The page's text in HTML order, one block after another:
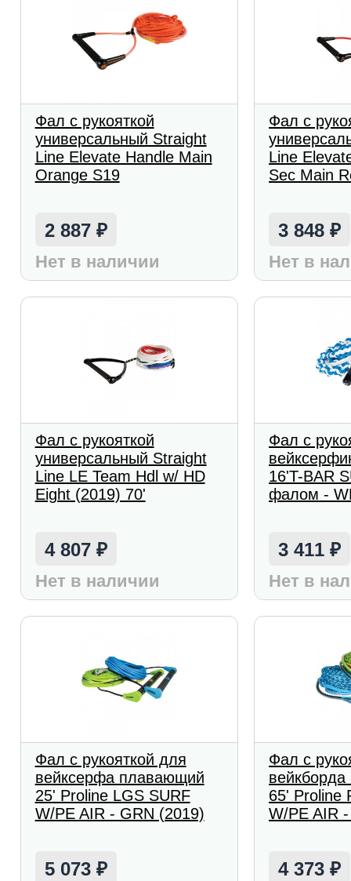
Фал с рукояткой
универсальный Straight
Line Elevate Handle Main
Orange S19
2 887 ₽
Нет в наличии
Фал с
Line
Sec Main
3 848₽
Нет в
Фал с рукояткой
универсальный Straight
Line LE Team Hdl w/ HD
Eight (2019) 70'
4 807 ₽
Нет в наличии
Фал с
16'T-BAR
фалом -
3 411₽
Нет в
Фал с рукояткой для
вейксерфа плавающий
25' Proline LGS SURF
W/PE AIR - GRN (2019)
5 073 ₽
Фал с
65' Proline
W/PE AIR
4 373₽